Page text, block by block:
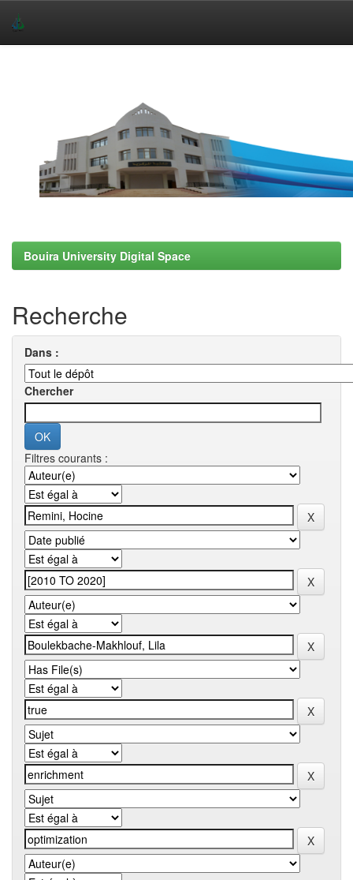
Bouira University Digital Space
Recherche
Dans :
Chercher
Filtres courants :